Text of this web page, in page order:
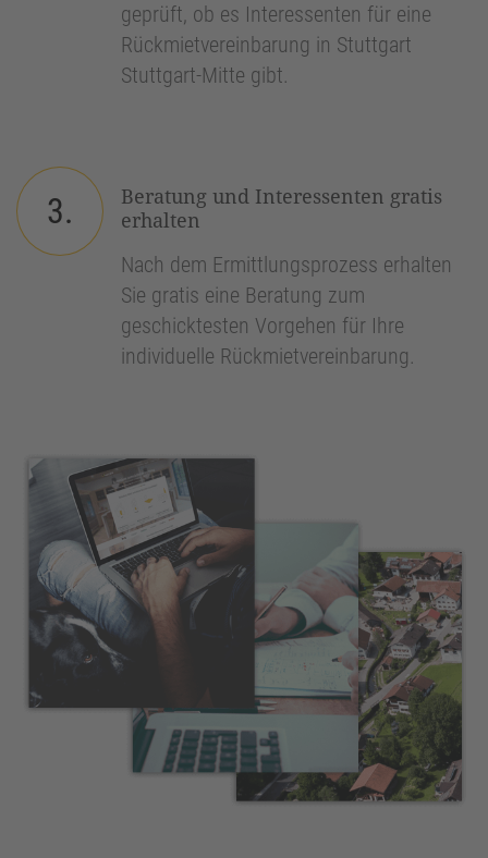
geprüft, ob es Interessenten für eine
Rückmietvereinbarung in Stuttgart
Stuttgart-Mitte gibt.
3.
Beratung und Interessenten gratis
erhalten
Nach dem Ermittlungsprozess erhalten
Sie gratis eine Beratung zum
geschicktesten Vorgehen für Ihre
individuelle Rückmietvereinbarung.